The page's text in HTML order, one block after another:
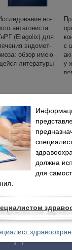
но­
ан­та­го­ни­ста
(Elagolix) для
эн­до­мет­
об­зор име­ю­
ли­те­ра­ту­ры
с
у
должна
для